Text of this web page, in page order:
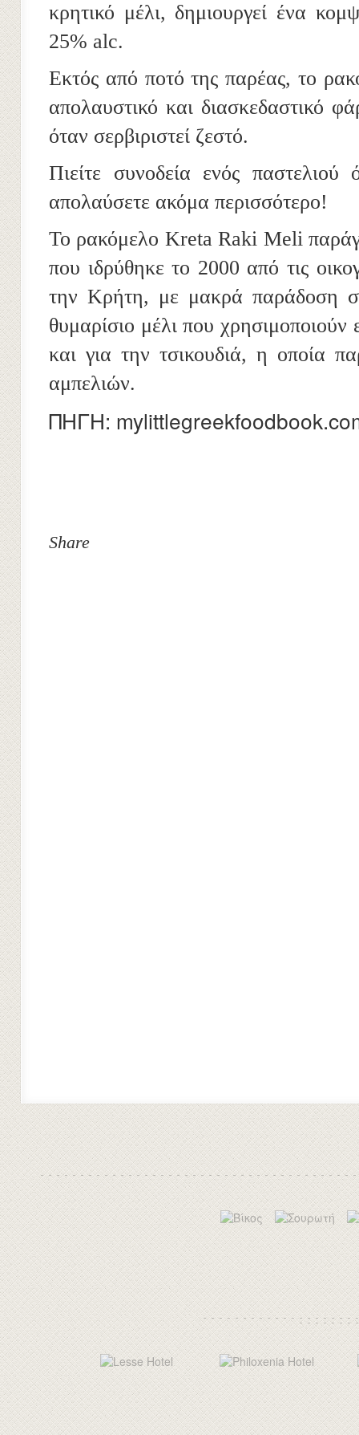
κρητικό μέλι, δημιουργεί ένα
25% alc.
Εκτός από ποτό της παρέας, το
απολαυστικό και διασκεδαστικό
όταν σερβιριστεί ζεστό.
Πιείτε συνοδεία ενός
απολαύσετε ακόμα περισσότερο!
Το ρακόμελο Kreta Raki Meli
που ιδρύθηκε το 2000 από τις
την Κρήτη, με μακρά παράδοση
θυμαρίσιο μέλι που χρησιμοποιούν
και για την τσικουδιά, η οποία
αμπελιών.
ΠΗΓΗ:
Share